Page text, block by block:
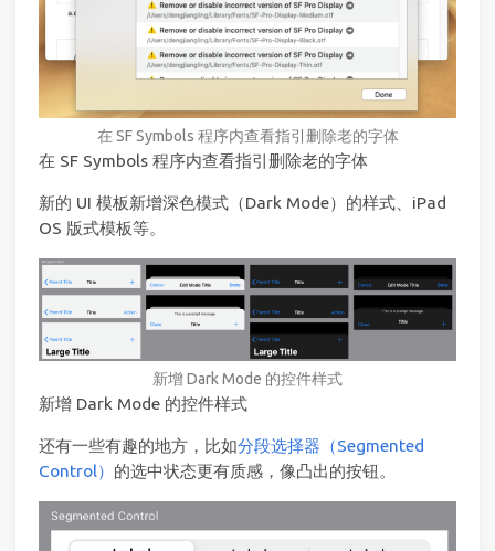
在 SF Symbols 程序内查看指引删除老的字体
在 SF Symbols 程序内查看指引删除老的字体
新的 UI 模板新增深色模式（Dark Mode）的样式、iPad
OS 版式模板等。
新增 Dark Mode 的控件样式
新增 Dark Mode 的控件样式
还有一些有趣的地方，比如分段选择器（Segmented
Control） 的选中状态更有质感，像凸出的按钮。